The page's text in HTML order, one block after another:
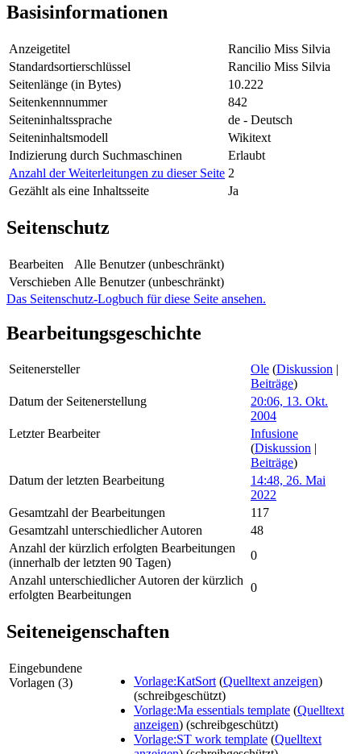
Basisinformationen
Anzeigetitel
Rancilio Miss Silvia
Standardsortierschlüssel
Rancilio Miss Silvia
Seitenlänge (in Bytes)
10.222
Seitenkennnummer
842
Seiteninhaltssprache
de - Deutsch
Seiteninhaltsmodell
Wikitext
Indizierung durch Suchmaschinen
Erlaubt
Anzahl der Weiterleitungen zu dieser Seite 2
Gezählt als eine Inhaltsseite
Ja
Seitenschutz
Bearbeiten
Alle Benutzer (unbeschränkt)
Verschieben Alle Benutzer (unbeschränkt)
Das Seitenschutz-Logbuch für diese Seite ansehen.
Bearbeitungsgeschichte
Seitenersteller Ole (Diskussion |
Beiträge)
Datum der Seitenerstellung
20:06, 13. Okt.
2004
Letzter Bearbeiter
Infusione
(Diskussion |
Beiträge)
Datum der letzten Bearbeitung
14:48, 26. Mai
2022
Gesamtzahl der Bearbeitungen
117
Gesamtzahl unterschiedlicher Autoren
48
Anzahl der kürzlich erfolgten Bearbeitungen
(innerhalb der letzten 90 Tagen)
0
Anzahl unterschiedlicher Autoren der kürzlich
erfolgten Bearbeitungen
0
Seiteneigenschaften
Eingebundene
Vorlagen (3)
Vorlage:KatSort (Quelltext anzeigen)
(schreibgeschützt)
Vorlage:Ma essentials template (Quelltext
anzeigen) (schreibgeschützt)
Vorlage:ST work template (Quelltext